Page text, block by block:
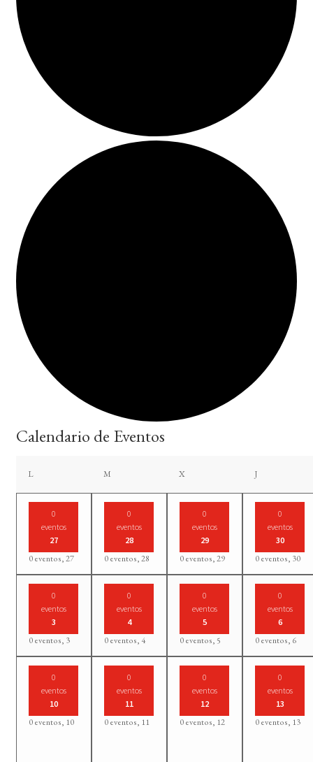
Calendario de Eventos
Llunes Mmartes Xmiércoles Jjueves
0
eventos
27
0 eventos,27
0
eventos
28
0 eventos,28
0
eventos
29
0 eventos,29
0
eventos
30
0 eventos, 30
0
eventos
3
0 eventos, 3
0
eventos
4
0 eventos, 4
0
eventos
5
0 eventos,5
0
eventos
6
0 eventos, 6
0
eventos
10
0 eventos, 10
0
eventos
11
0 eventos, 11
0
eventos
12
0 eventos, 12
0
eventos
13
0 eventos, 13